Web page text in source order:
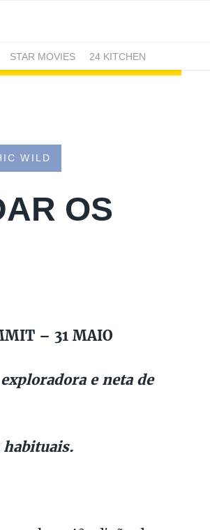
STAR MOVIES
24 KITCHEN
WILD
OS
– 31 MAIO
e neta de
habituais.